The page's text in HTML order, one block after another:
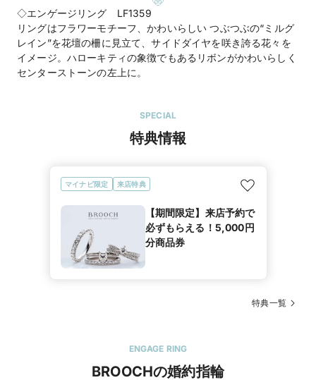
◇エンゲージリング LF1359
リングはフラワーモチーフ、かわいらしい つぶつぶの“ミルグ
レイン”を花壇の柵に見立て、サイドダイヤを咲き誇る花々を
イメージ。ハローキティの象徴でもあるリボンがかわいらしく
センターストーンの左上に。
SPECIAL
特典情報
マイナビ限定 来店特典
【期間限定】来店予約で
必ずもらえる！5,000円
分商品券
特典一覧
ENGAGE RING
BROOCHの婚約指輪